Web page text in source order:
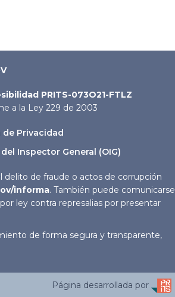
PRITS-073O21-FTLZ
a la Ley 229 de 2003
de Privacidad
Inspector General (OIG)
delito de fraude o actos de corrupción
informa. También puede comunicarse
ley contra represalias por presentar
de forma segura y transparente,
Página desarrollada por